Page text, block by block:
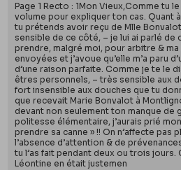
Page 1 Recto : 1Mon Vieux,Comme tu
volume pour expliquer ton cas. Quant
tu prétends avoir reçu de Mlle
sensible de ce côté, – je lui ai parlé de
prendre, malgré moi, pour arbitre & ma
envoyées et j’avoue qu’elle m’a paru
d’une raison parfaite. Comme je te le
êtres personnels, – très sensible aux
fort insensible aux douches que tu
que recevait Marie Bonvalot à
devant non seulement ton manque de
politesse élémentaire, j’aurais prié
prendre sa canne » !! On n’affecte pas
l’absence d’attention & de
tu l’as fait pendant deux ou trois
Léontine en était justemen